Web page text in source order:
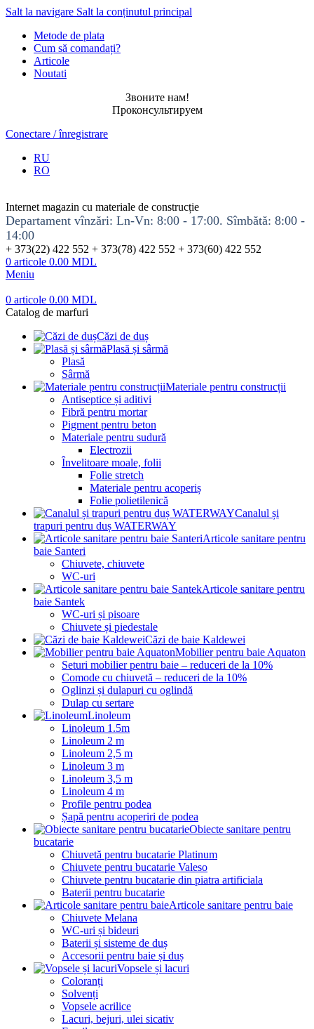
Salt la navigare Salt la conținutul principal
Metode de plata
Cum să comandați?
Articole
Noutati
Звоните нам!
Проконсультируем
Conectare / înregistrare
RU
RO
Internet magazin cu materiale de construcție
Departament vînzări: Ln-Vn: 8:00 - 17:00. Sîmbătă: 8:00 -
14:00
+ 373(22) 422 552 + 373(78) 422 552 + 373(60) 422 552
0 articole 0.00 MDL
Meniu
0 articole 0.00 MDL
Catalog de marfuri
Căzi de duș
Plasă și sârmă
Plasă
Sârmă
Materiale pentru construcții
Antiseptice și aditivi
Fibră pentru mortar
Pigment pentru beton
Materiale pentru sudură
Electrozii
Învelitoare moale, folii
Folie stretch
Materiale pentru acoperiș
Folie polietilenică
Canalul și
trapuri pentru duș WATERWAY
Articole sanitare pentru
baie Santeri
Chiuvete, chiuvete
WC-uri
Articole sanitare pentru
baie Santek
WC-uri și pisoare
Chiuvete și piedestale
Căzi de baie Kaldewei
Mobilier pentru baie Aquaton
Seturi mobilier pentru baie – reduceri de la 10%
Comode cu chiuvetă – reduceri de la 10%
Oglinzi și dulapuri cu oglindă
Dulap cu sertare
Linoleum
Linoleum 1.5m
Linoleum 2 m
Linoleum 2,5 m
Linoleum 3 m
Linoleum 3,5 m
Linoleum 4 m
Profile pentru podea
Șapă pentru acoperiri de podea
Obiecte sanitare pentru
bucatarie
Chiuvetă pentru bucatarie Platinum
Chiuvete pentru bucatarie Valeso
Chiuvete pentru bucatarie din piatra artificiala
Baterii pentru bucatarie
Articole sanitare pentru baie
Chiuvete Melana
WC-uri și bideuri
Baterii și sisteme de duș
Accesorii pentru baie și duș
Vopsele și lacuri
Coloranți
Solvenți
Vopsele acrilice
Lacuri, bejuri, ulei sicativ